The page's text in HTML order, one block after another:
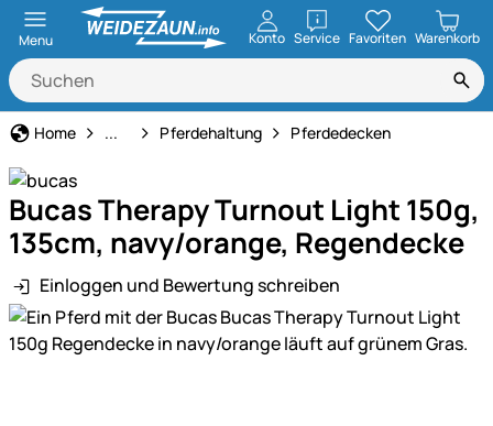
Menu Konto ServiceöffnenFavoriten Warenkorb
Home Tierbedarf
... Pferdehaltung Pferdedecken
Bucas Therapy Turnout Light 150g,
135cm, navy/orange, Regendecke
Einloggen und Bewertung schreiben
Produktgalerie